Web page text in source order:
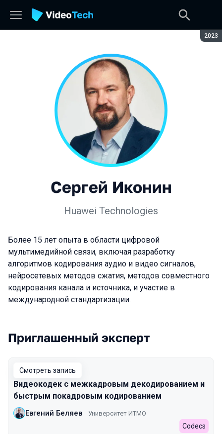
2023
Сергей Иконин
Huawei Technologies
Более 15 лет опыта в области цифровой
мультимедийной связи, включая разработку
алгоритмов кодирования аудио и видео сигналов,
нейросетевых методов сжатия, методов совместного
кодирования канала и источника, и участие в
международной стандартизации.
Выступления в сезоне 2023
Приглашенный эксперт
Смотреть запись
Видеокодек с межкадровым декодированием и
быстрым покадровым кодированием
Евгений Беляев Университет ИТМО
Codecs